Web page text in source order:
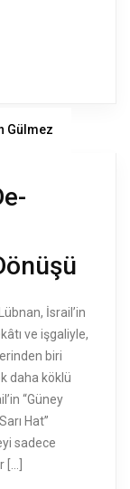
Gülmez
İsrail’in
ve işgaliyle,
biri
daha köklü
“Güney
Hat”
sadece
[…]